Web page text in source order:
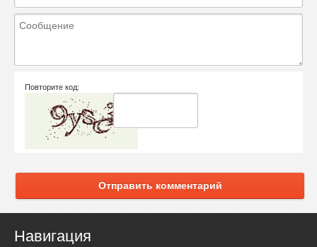
Повторите код:
Отправить комментарий
Навигация